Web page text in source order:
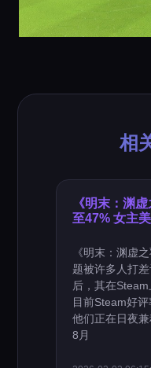
相
《明末：渊
至47% 女主
《明末：渊虚
题被许多人打
后，其在Steam
目前Steam好
他们正在日夜
8月